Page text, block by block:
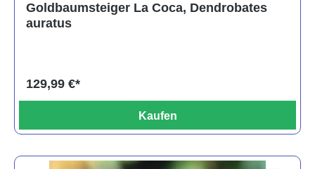
Goldbaumsteiger La Coca, Dendrobates
auratus
129,99 €*
Kaufen